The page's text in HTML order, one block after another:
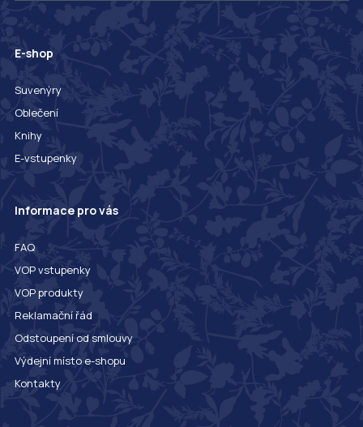
E-shop
Suvenýry
Oblečení
Knihy
E-vstupenky
Informace pro vás
FAQ
VOP vstupenky
VOP produkty
Reklamační řád
Odstoupení od smlouvy
Výdejní místo e-shopu
Kontakty